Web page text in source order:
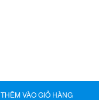
THÊM VÀO GIỎ HÀNG